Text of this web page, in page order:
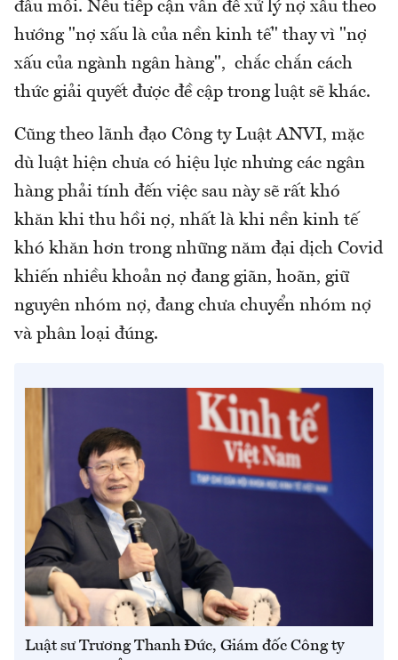
đầu mối. Nếu tiếp cận vấn đề xử lý nợ xấu theo
hướng "nợ xấu là của nền kinh tế" thay vì "nợ
xấu của ngành ngân hàng", chắc chắn cách
thức giải quyết được đề cập trong luật sẽ khác.
Cũng theo lãnh đạo Công ty Luật ANVI, mặc
dù luật hiện chưa có hiệu lực nhưng các ngân
hàng phải tính đến việc sau này sẽ rất khó
khăn khi thu hồi nợ, nhất là khi nền kinh tế
khó khăn hơn trong những năm đại dịch Covid
khiến nhiều khoản nợ đang giãn, hoãn, giữ
nguyên nhóm nợ, đang chưa chuyển nhóm nợ
và phân loại đúng.
Luật sư Trương Thanh Đức, Giám đốc Công ty